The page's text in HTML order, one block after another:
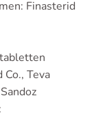
Finasterid
Teva